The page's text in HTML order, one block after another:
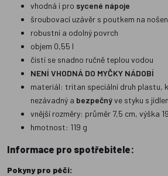
vhodná i pro sycené nápoje
šroubovací uzávěr s poutkem na
robustní a odolný povrch
objem 0,55 l
čistí se snadno ručně teplou vodou
NENÍ VHODNÁ DO MYČKY NÁDOBÍ
materiál: tritan speciální druh plastu,
nezávadný a bezpečnýve styku s
vnější rozměry: průměr 7,5 cm, výška
hmotnost: 119 g
Informace pro spotřebitele:
Pokyny pro péči: